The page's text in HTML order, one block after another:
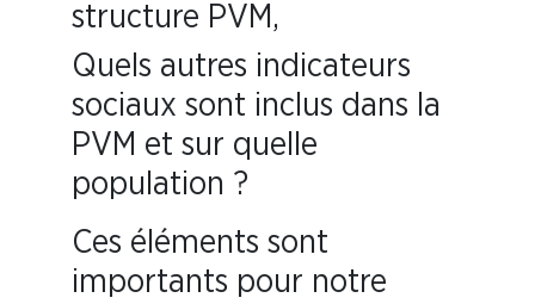
structure PVM,
Quels autres indicateurs
sociaux sont inclus dans la
PVM et sur quelle
population ?
Ces éléments sont
importants pour notre